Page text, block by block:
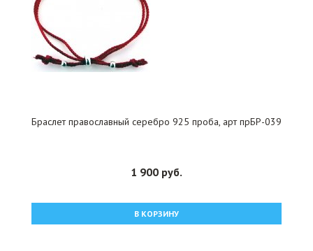
Браслет православный серебро 925 проба, арт прБР-039
1 900 руб.
В КОРЗИНУ